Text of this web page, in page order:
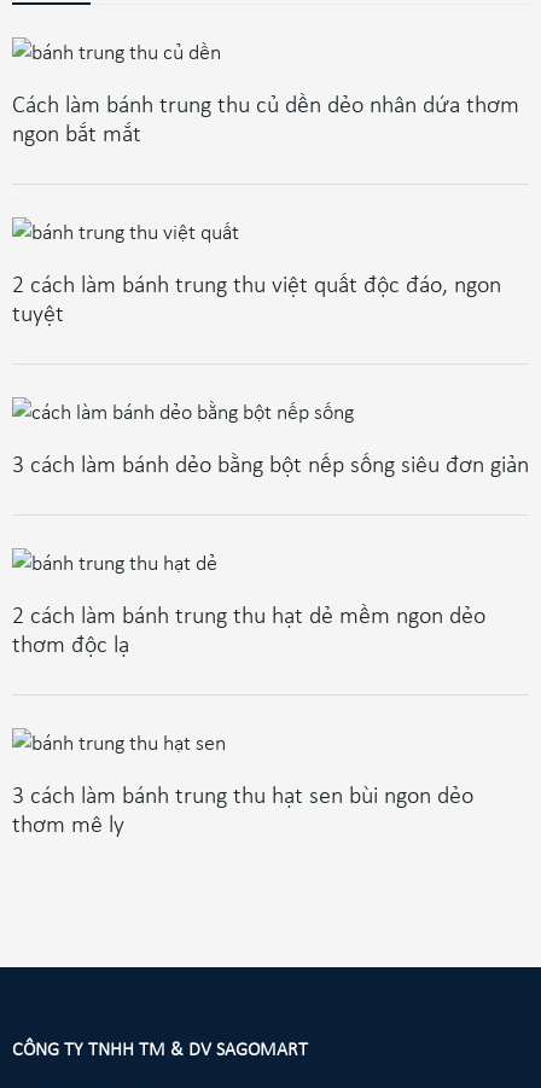
Cách làm bánh trung thu củ dền dẻo nhân dứa thơm
ngon bắt mắt
2 cách làm bánh trung thu việt quất độc đáo, ngon
tuyệt
3 cách làm bánh dẻo bằng bột nếp sống siêu đơn giản
2 cách làm bánh trung thu hạt dẻ mềm ngon dẻo
thơm độc lạ
3 cách làm bánh trung thu hạt sen bùi ngon dẻo
thơm mê ly
CÔNG TY TNHH TM & DV SAGOMART